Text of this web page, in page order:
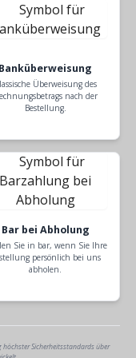
Banküberweisung
Überweisung des
nach der
Bestellung.
Bar bei Abholung
Sie in bar, wenn Sie Ihre
persönlich bei uns
abholen.
Sicherheitsstandards über